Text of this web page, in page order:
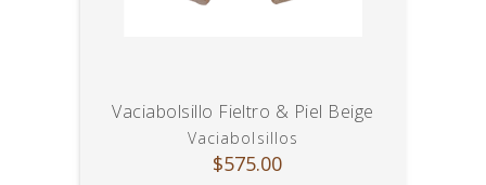
Vaciabolsillo Fieltro & Piel Beige
Vaciabolsillos
$575.00